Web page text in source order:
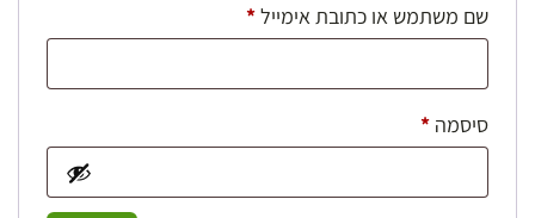
שם משתמש או כתובת אימייל*חובה
סיסמה *חובה